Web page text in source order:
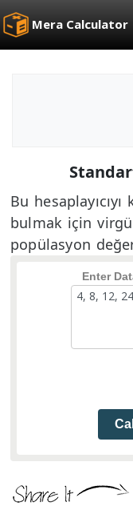
Mera Calculator
Bu
bulmak için
popülasyon
Enter